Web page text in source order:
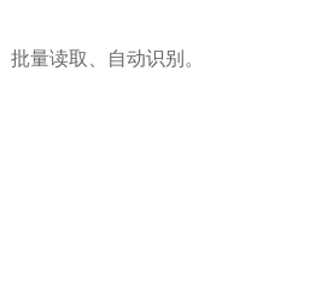
量读取、自动识别。